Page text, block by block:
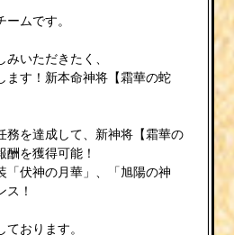
ムです。
いただきたく、
ます！新本命神将【霜華の蛇
務を達成して、新神将【霜華の
を獲得可能！
「伏神の月華」、「旭陽の神
！
おります。